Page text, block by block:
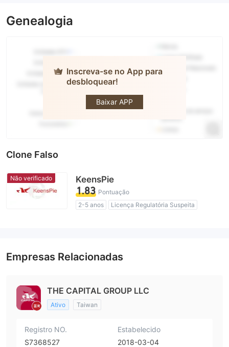
Genealogia
Inscreva-se no App para
desbloquear!
Baixar APP
The Capital
Clone Falso
Não verificado KeensPie
1.83 Pontuação
2-5 anos
Licença Regulatória Suspeita
Empresas Relacionadas
THE CAPITAL GROUP LLC
Ativo Taiwan
Registro NO.
S7368527
Estabelecido
2018-03-04